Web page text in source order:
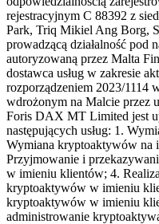
rejestracyjnym C 88392 z
Park, Triq Mikiel Ang Borg,
prowadzącą działalność pod
autoryzowaną przez Malta
dostawca usług w zakresie
rozporządzeniem 2023/
wdrożonym na Malcie przez
Foris DAX MT Limited jest
następujących usług: 1.
Wymiana kryptoaktywów na
Przyjmowanie i
w imieniu klientów; 4.
kryptoaktywów w imieniu
kryptoaktywów w imieniu
administrowanie